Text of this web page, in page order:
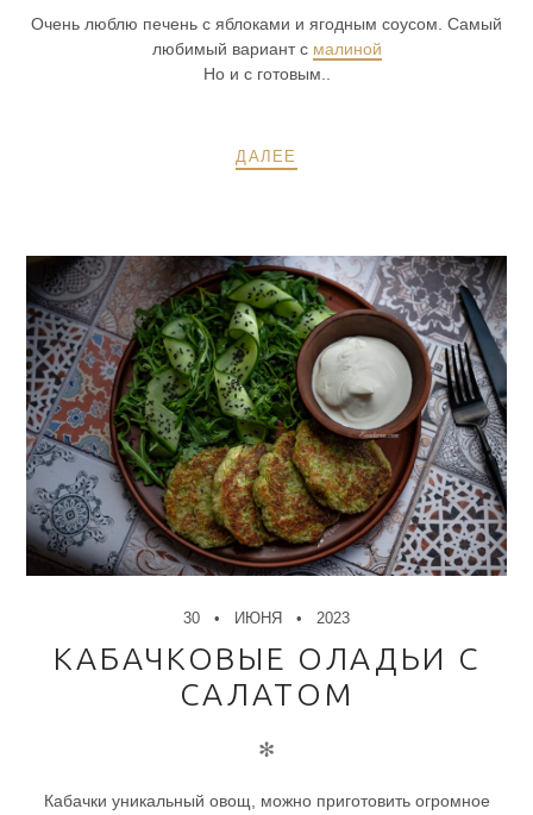
Очень люблю печень с яблоками и ягодным соусом. Самый
любимый вариант с малиной
Но и с готовым..
ДАЛЕЕ
30 ИЮНЯ 2023
КАБАЧКОВЫЕ ОЛАДЬИ С
САЛАТОМ
✻
Кабачки уникальный овощ, можно приготовить огромное